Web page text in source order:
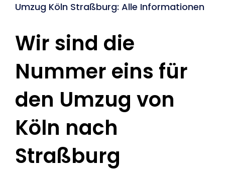
Umzug Köln Straßburg: Alle Informationen
Wir sind die
Nummer eins für
den Umzug von
Köln nach
Straßburg